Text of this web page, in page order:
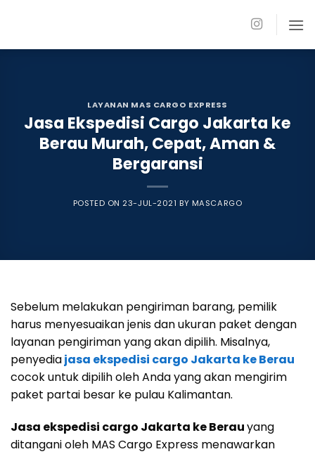
LAYANAN MAS CARGO EXPRESS
Jasa Ekspedisi Cargo Jakarta ke
Berau Murah, Cepat, Aman &
Bergaransi
POSTED ON 23-JUL-2021 BY MASCARGO
Sebelum melakukan pengiriman barang, pemilik
harus menyesuaikan jenis dan ukuran paket dengan
layanan pengiriman yang akan dipilih. Misalnya,
penyediajasa ekspedisi cargo Jakarta ke Berau
cocok untuk dipilih oleh Anda yang akan mengirim
paket partai besar ke pulau Kalimantan.
Jasa ekspedisi cargo Jakarta ke Berauyang
ditangani oleh MAS Cargo Express menawarkan